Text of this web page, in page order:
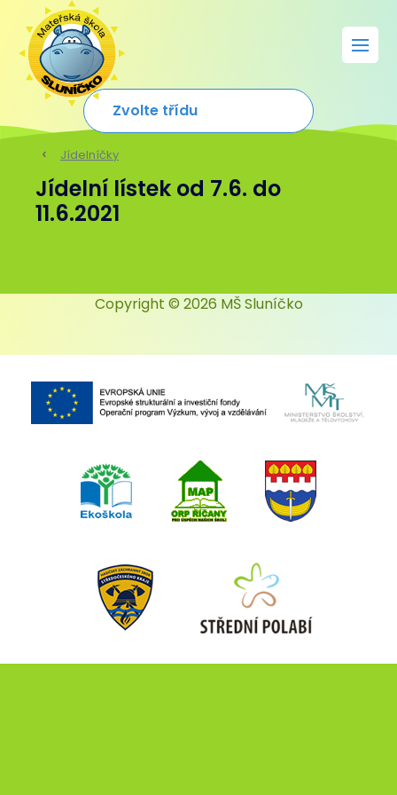
Jídelníčky
Jídelní lístek od 7.6. do
11.6.2021
Copyright © 2026 MŠ Sluníčko